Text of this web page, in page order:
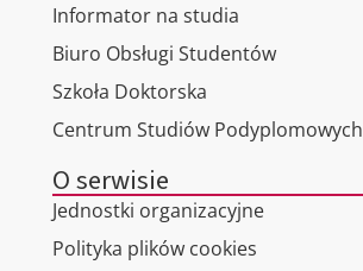
Informator na studia
Biuro Obsługi Studentów
Szkoła Doktorska
Centrum Studiów Podyplomowych
O serwisie
Jednostki organizacyjne
Polityka plików cookies